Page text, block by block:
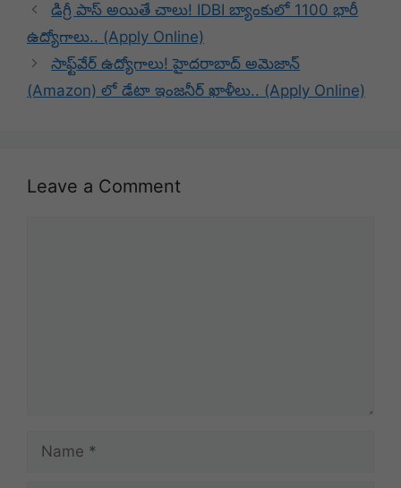
డిగ్రీ పాస్ అయితే చాలు! IDBI బ్యాంకులో 1100 భారీ
ఉద్యోగాలు.. (Apply Online)
సాఫ్ట్‌వేర్ ఉద్యోగాలు! హైదరాబాద్ అమెజాన్
(Amazon) లో డేటా ఇంజనీర్ ఖాళీలు.. (Apply Online)
Leave a Comment